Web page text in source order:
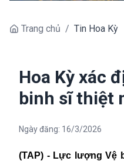
Trang chủ / Tin Hoa Kỳ
Hoa Kỳ xác
binh sĩ thiệt
Ngày đăng: 16/3/2026
(TAP) - Lực lượng Vệ